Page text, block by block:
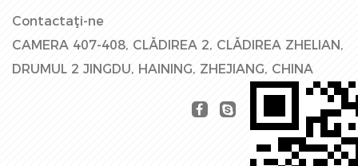
Contactaţi-ne
CAMERA 407-408, CLĂDIREA 2, CLĂDIREA ZHELIAN,
DRUMUL 2 JINGDU, HAINING, ZHEJIANG, CHINA